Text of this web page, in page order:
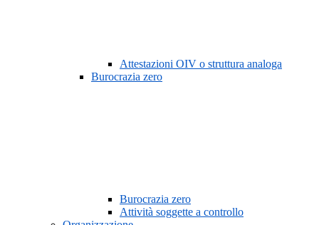
Attestazioni OIV o struttura analoga
Burocrazia zero
Burocrazia zero
Attività soggette a controllo